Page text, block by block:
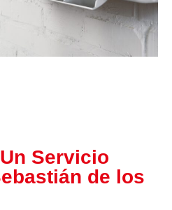
Servicio
de los